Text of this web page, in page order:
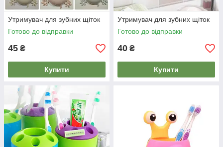
Утримувач для зубних щіток
Готово до відправки
45 ₴
Купити
Утримувач для зубних щіток
Готово до відправки
40 ₴
Купити